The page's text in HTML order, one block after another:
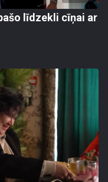
līdzekli cīņai ar